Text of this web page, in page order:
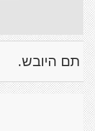
תם היובש.